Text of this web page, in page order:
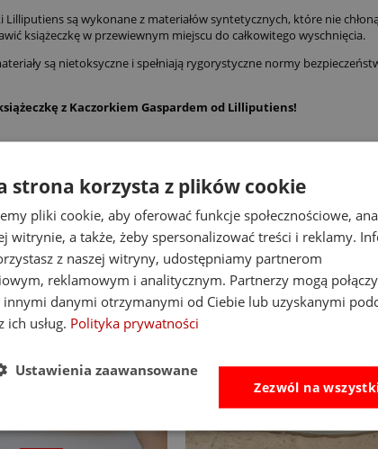
Lilliputiens są wykonane z materiałów syntetycznych, które nie
książeczkę w przewiewnym miejscu do całkowitego wyschnięcia.
są nietoksyczne i spełniają rygorystyczne normy
z Kaczorkiem Gaspardem od Lilliputiens!
strona korzysta z plików cookie
pliki cookie, aby oferować funkcje społecznościowe,
witrynie, a także, żeby spersonalizować treści i reklamy.
z naszej witryny, udostępniamy partnerom
reklamowym i analitycznym. Partnerzy mogą
danymi otrzymanymi od Ciebie lub uzyskanymi
ich usług. Polityka prywatności
Zezwól na
Ustawienia zaawansowane